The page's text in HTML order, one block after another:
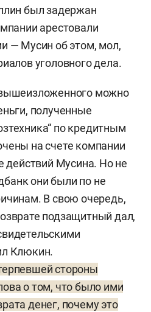
был задержан
арестовали
— Мусин об этом, мол,
уголовного дела.
можно
полученные
по кредитным
на счете компании
действий Мусина. Но не
они были по не
В свою очередь,
подзащитный дал,
Клюкин.
стороны
о том, что было ими
денег, почему это